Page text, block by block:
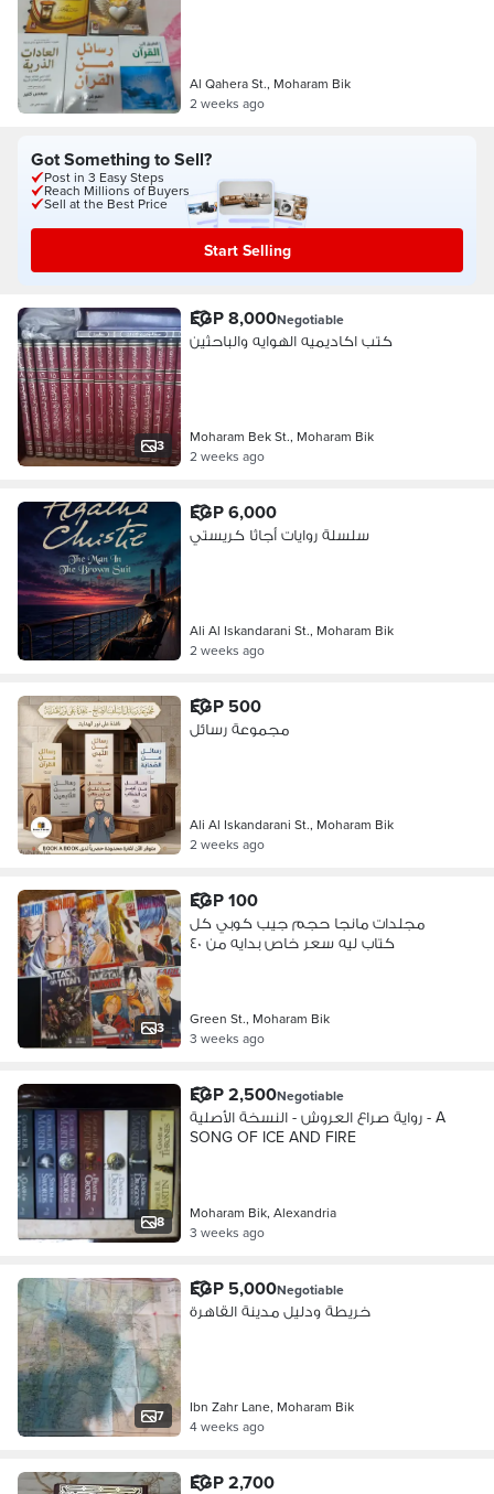
Al Qahera St., Moharam Bik
2 weeks ago
Got Something to Sell?
Post in 3 Easy Steps
Reach Millions of Buyers
Sell at the Best Price
Start Selling
3
EGP 8,000Negotiable
كتب اكاديميه الهوايه والباحثين
Moharam Bek St., Moharam Bik
2 weeks ago
EGP 6,000
سلسلة روايات أجاثا كريستي
Ali Al Iskandarani St., Moharam Bik
2 weeks ago
EGP 500
مجموعة رسائل
Ali Al Iskandarani St., Moharam Bik
2 weeks ago
3
EGP 100
مجلدات مانجا حجم جيب كوبي كل
كتاب ليه سعر خاص بدايه من ٤٠
Green St., Moharam Bik
3 weeks ago
8
EGP 2,500Negotiable
رواية صراع العروش - النسخة الأصلية - A
SONG OF ICE AND FIRE
Moharam Bik, Alexandria
3 weeks ago
7
EGP 5,000Negotiable
خريطة ودليل مدينة القاهرة
Ibn Zahr Lane, Moharam Bik
4 weeks ago
EGP 2,700